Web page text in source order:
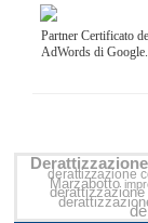
Partner Certificato
AdWords di Google.
derattizzazione
Marzabotto
derattizzazione